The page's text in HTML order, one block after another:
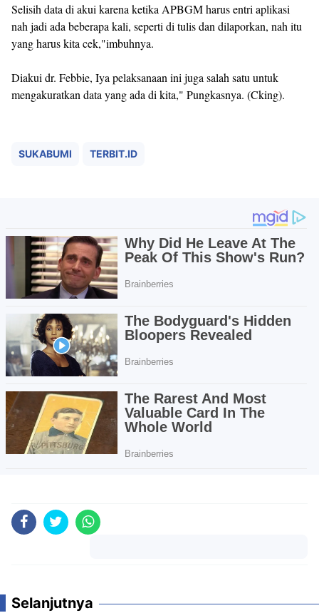
Selisih data di akui karena ketika APBGM harus entri aplikasi
nah jadi ada beberapa kali, seperti di tulis dan dilaporkan, nah itu
yang harus kita cek,"imbuhnya.
Diakui dr. Febbie, Iya pelaksanaan ini juga salah satu untuk
mengakuratkan data yang ada di kita," Pungkasnya. (Cking).
SUKABUMI TERBIT.ID
Selanjutnya